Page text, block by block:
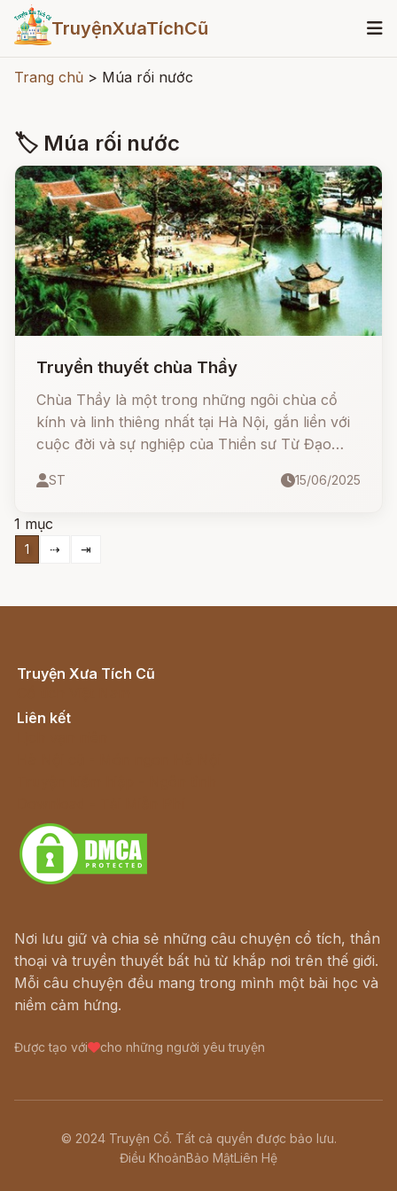
TruyệnXưaTíchCũ
Trang chủ > Múa rối nước
🏷 Múa rối nước
Truyền thuyết chùa Thầy
Chùa Thầy là một trong những ngôi chùa cổ
kính và linh thiêng nhất tại Hà Nội, gắn liền với
cuộc đời và sự nghiệp của Thiền sư Từ Đạo
công lao cho nhân dân và Phật giáo Việt Nam.
ST 15/06/2025
1 mục
1 ⇢ ⇥
Truyện Xưa Tích Cũ
Liên kết
Nơi lưu giữ và chia sẻ những câu chuyện cổ tích, thần
thoại và truyền thuyết bất hủ từ khắp nơi trên thế giới.
Mỗi câu chuyện đều mang trong mình một bài học và
niềm cảm hứng.
Được tạo với cho những người yêu truyện
© 2024 Truyện Cổ. Tất cả quyền được bảo lưu.
Điều KhoảnBảo MậtLiên Hệ